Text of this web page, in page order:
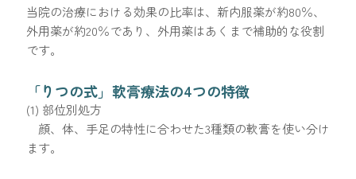
当院の治療における効果の比率は、新内服薬が約80％、
外用薬が約20％であり、外用薬はあくまで補助的な役割
です。
「りつの式」軟膏療法の4つの特徴
(1) 部位別処方
顔、体、手足の特性に合わせた3種類の軟膏を使い分け
ます。